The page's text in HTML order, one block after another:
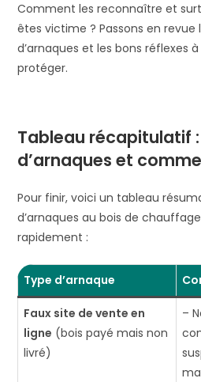
Comment les reconnaître et
êtes victime ? Passons en revue
d’arnaques et les bons réflexes
protéger.
Tableau récapitulatif
d’arnaques et
Pour finir, voici un tableau
d’arnaques au bois de
rapidement :
Type d’arnaque
Faux site de vente en
ligne (bois payé mais non
livré)
–